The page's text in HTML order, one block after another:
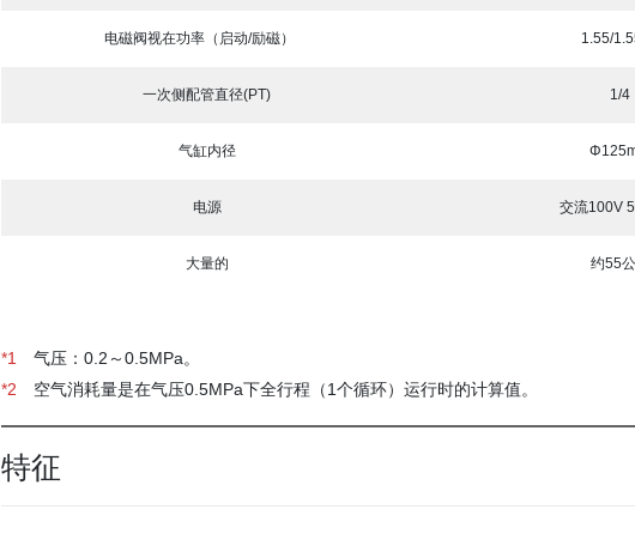
电磁阀视在功率（启动/励磁） 1.55/
一次侧配管直径(PT) 1/4
气缸内径
电源 交流100V
大量的 约55
*1
气压：0.2～0.5MPa。
*2 空气消耗量是在气压0.5MPa下全行程（1个循环）运行时的计算值。
特征